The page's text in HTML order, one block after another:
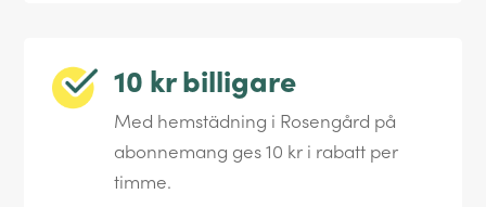
10 kr billigare
Med hemstädning i Rosengård på
abonnemang ges 10 kr i rabatt per
timme.